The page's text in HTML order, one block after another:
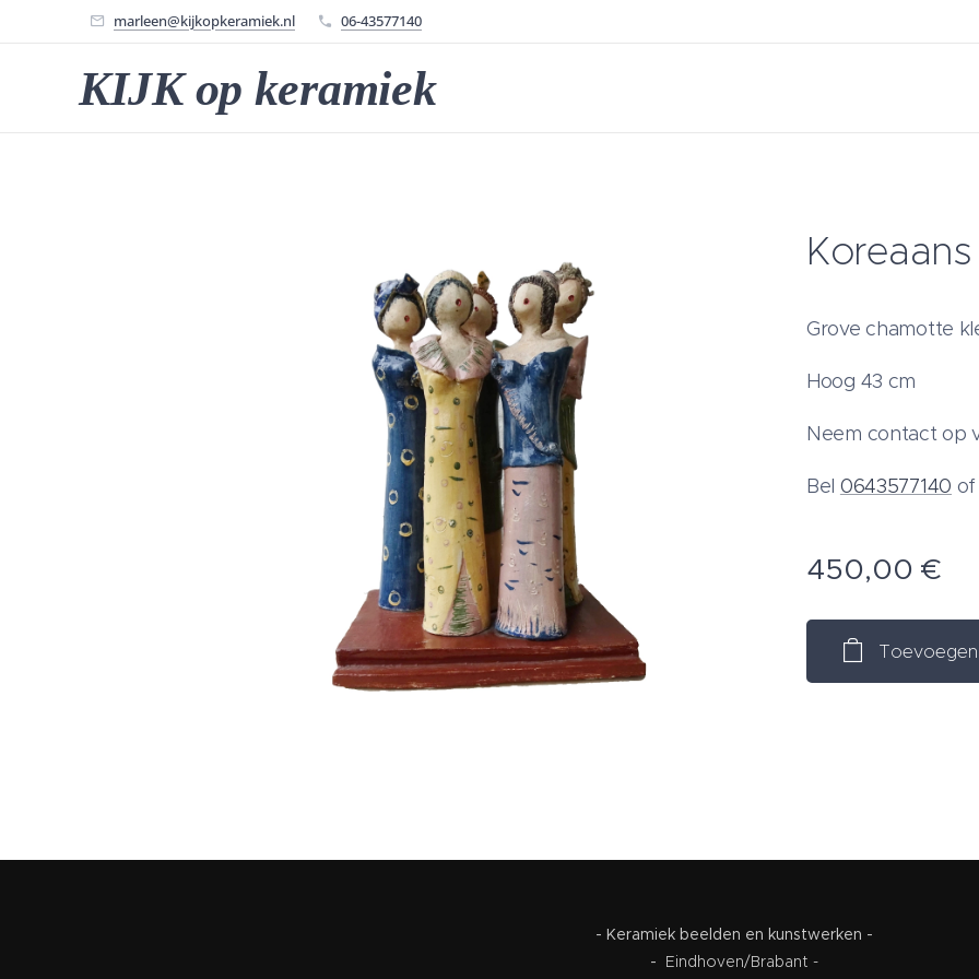
marleen@kijkopkeramiek.nl 06-43577140
KIJK op keramiek
Grove chamotte
Hoog 43 cm
Neem contact op
Bel 0643577140 of
450,00 €
- Keramiek beelden en kunstwerken -
- Eindhoven/Brabant -